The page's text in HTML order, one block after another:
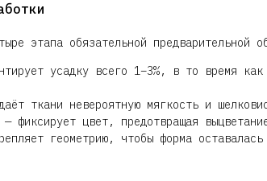
этапа обязательной предварительной
усадку всего 1–3%, в то время
ткани невероятную мягкость и
— фиксирует цвет, предотвращая
геометрию, чтобы форма